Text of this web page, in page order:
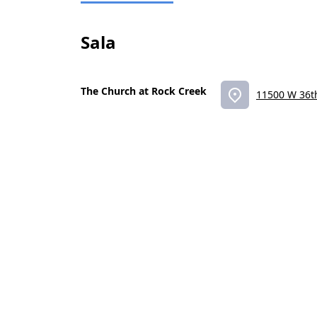
Sala
The Church at Rock Creek 11500 W